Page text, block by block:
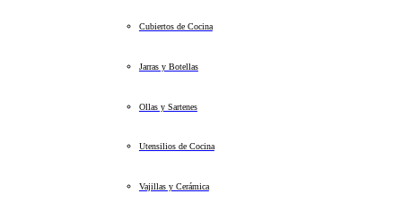
Cubiertos de Cocina
Jarras y Botellas
Ollas y Sartenes
Utensilios de Cocina
Vajillas y Cerámica